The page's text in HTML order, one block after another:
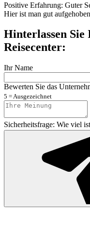
Positive Erfahrung: Guter
Hier ist man gut
Hinterlassen
Reisecenter:
Ihr Name
Bewerten Sie das
5 = Ausgezeichnet
Sicherheitsfrage: Wie viel